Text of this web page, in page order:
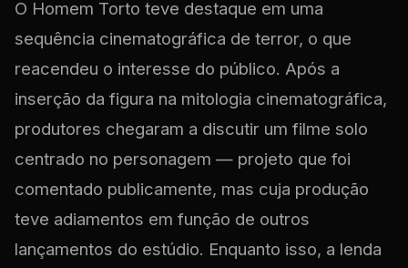
O Homem Torto teve destaque em uma
sequência cinematográfica de terror, o que
reacendeu o interesse do público. Após a
inserção da figura na mitologia cinematográfica,
produtores chegaram a discutir um filme solo
centrado no personagem — projeto que foi
comentado publicamente, mas cuja produção
teve adiamentos em função de outros
lançamentos do estúdio. Enquanto isso, a lenda